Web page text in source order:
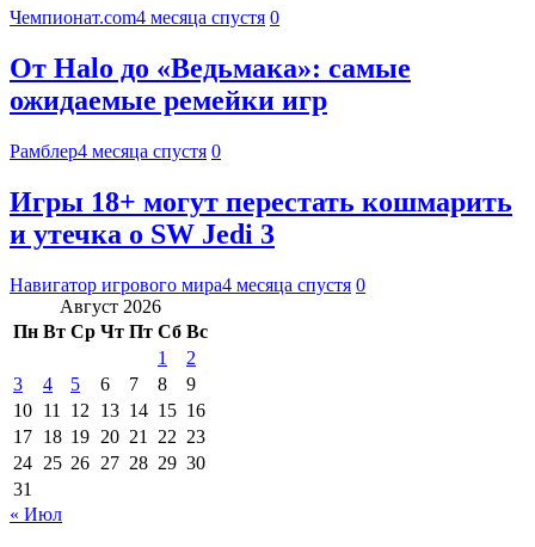
Чемпионат.com4 месяца спустя 0
От Halo до «Ведьмака»: самые
ожидаемые ремейки игр
Рамблер4 месяца спустя 0
Игры 18+ могут перестать кошмарить
и утечка о SW Jedi 3
Навигатор игрового мира4 месяца спустя 0
Август 2026
Пн Вт Ср Чт Пт Сб Вс
1
2
3
4 5 6 7 8
9
10 11 12 13 14 15 16
17 18 19 20 21 22 23
24 25 26 27 28 29 30
31
« Июл